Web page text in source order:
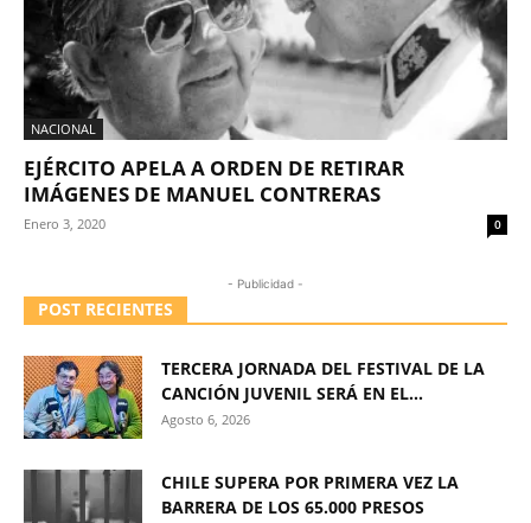
NACIONAL
EJÉRCITO APELA A ORDEN DE RETIRAR
IMÁGENES DE MANUEL CONTRERAS
Enero 3, 2020 0
- Publicidad -
POST RECIENTES
TERCERA JORNADA DEL FESTIVAL DE LA
CANCIÓN JUVENIL SERÁ EN EL...
Agosto 6, 2026
CHILE SUPERA POR PRIMERA VEZ LA
BARRERA DE LOS 65.000 PRESOS